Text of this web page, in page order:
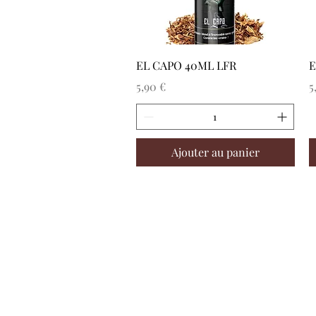
Aperçu rapide
EL CAPO 40ML LFR
Prix
5,90 €
Ajouter au panier